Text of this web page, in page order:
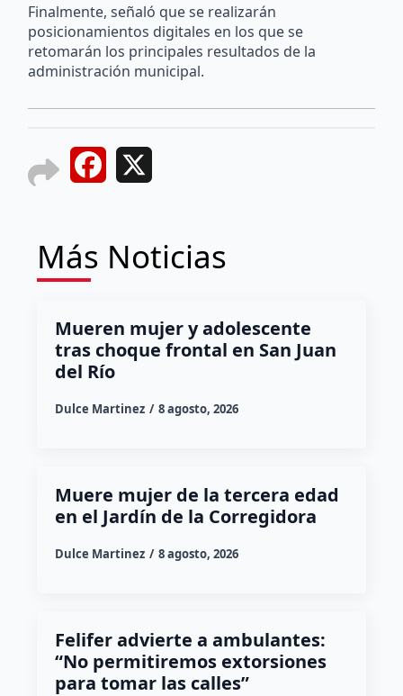
Finalmente, señaló que se realizarán
posicionamientos digitales en los que se
retomarán los principales resultados de la
administración municipal.
Facebook
Más Noticias
Mueren mujer y adolescente
tras choque frontal en San Juan
del Río
Dulce Martinez 8 agosto, 2026
Muere mujer de la tercera edad
en el Jardín de la Corregidora
Dulce Martinez 8 agosto, 2026
Felifer advierte a ambulantes:
“No permitiremos extorsiones
para tomar las calles”